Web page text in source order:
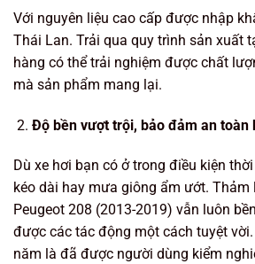
Với nguyên liệu cao cấp được nhập
Thái Lan. Trải qua quy trình sản xuất
hàng có thể trải nghiệm được chất
mà sản phẩm mang lại.
Độ bền vượt trội, bảo đảm an toàn
Dù xe hơi bạn có ở trong điều kiện
kéo dài hay mưa giông ẩm ướt. Thảm
Peugeot 208 (2013-2019) vẫn luôn
được các tác động một cách tuyệt
năm là đã được người dùng kiểm